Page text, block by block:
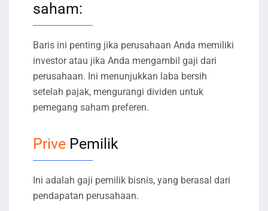
saham:
Baris ini penting jika perusahaan Anda memiliki
investor atau jika Anda mengambil gaji dari
perusahaan. Ini menunjukkan laba bersih
setelah pajak, mengurangi dividen untuk
pemegang saham preferen.
Prive Pemilik
Ini adalah gaji pemilik bisnis, yang berasal dari
pendapatan perusahaan.